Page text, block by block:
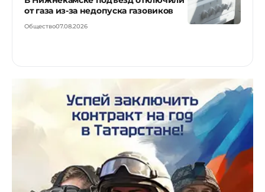
от газа из-за недопуска газовиков
Общество07.08.2026